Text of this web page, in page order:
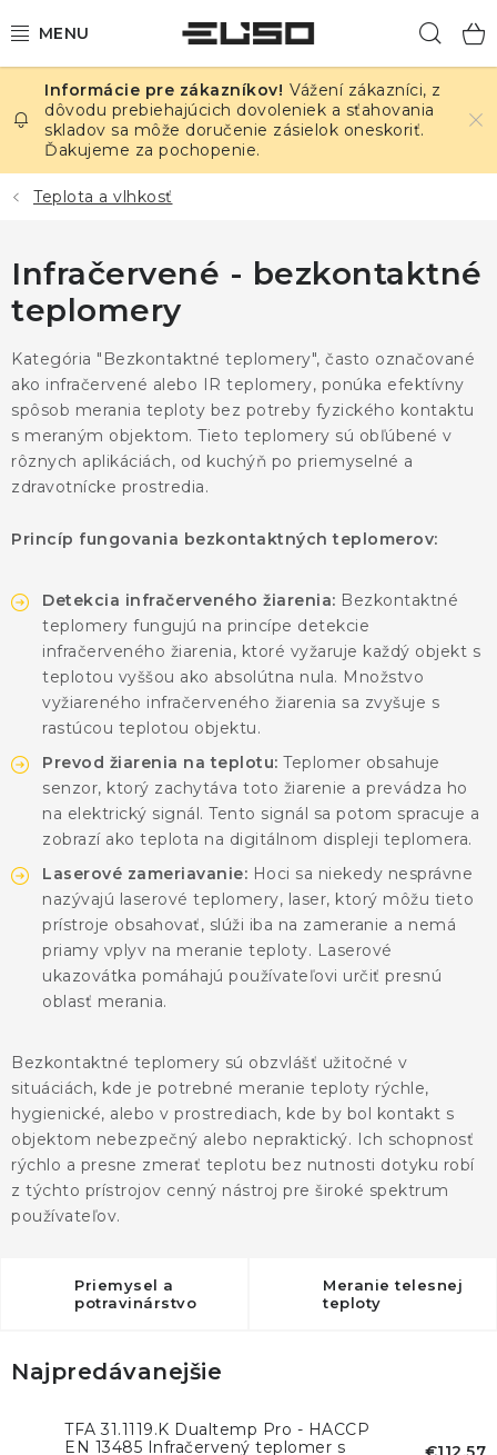
na
ELEKTRINA
TEPLOTA A VLHKOSŤ
TLAK A ÚNIKY
ZÁZNAMNÍKY
KALIBRÁCIA
TLAČ DPS
OSTATNÉ
KONTAKTY
ZNAČKY
Obchodné podmienky GDPR Slovník pojmov
Vážení zákazníci, z
dôvodu prebiehajúcich dovoleniek a sťahovania
skladov sa môže doručenie zásielok oneskoriť.
Ďakujeme za pochopenie.
Teplota a vlhkosť
Infračervené - bezkontaktné
teplomery
Kategória "Bezkontaktné teplomery", často označované
ako infračervené alebo IR teplomery, ponúka efektívny
spôsob merania teploty bez potreby fyzického kontaktu
s meraným objektom. Tieto teplomery sú obľúbené v
rôznych aplikáciách, od kuchýň po priemyselné a
zdravotnícke prostredia.
Princíp fungovania bezkontaktných teplomerov:
Detekcia infračerveného žiarenia: Bezkontaktné
teplomery fungujú na princípe detekcie
infračerveného žiarenia, ktoré vyžaruje každý objekt s
teplotou vyššou ako absolútna nula. Množstvo
vyžiareného infračerveného žiarenia sa zvyšuje s
rastúcou teplotou objektu.
Prevod žiarenia na teplotu: Teplomer obsahuje
senzor, ktorý zachytáva toto žiarenie a prevádza ho
na elektrický signál. Tento signál sa potom spracuje a
zobrazí ako teplota na digitálnom displeji teplomera.
Laserové zameriavanie: Hoci sa niekedy nesprávne
nazývajú laserové teplomery, laser, ktorý môžu tieto
prístroje obsahovať, slúži iba na zameranie a nemá
priamy vplyv na meranie teploty. Laserové
ukazovátka pomáhajú používateľovi určiť presnú
oblasť merania.
Bezkontaktné teplomery sú obzvlášť užitočné v
situáciách, kde je potrebné meranie teploty rýchle,
hygienické, alebo v prostrediach, kde by bol kontakt s
objektom nebezpečný alebo nepraktický. Ich schopnosť
rýchlo a presne zmerať teplotu bez nutnosti dotyku robí
z týchto prístrojov cenný nástroj pre široké spektrum
používateľov.
Priemysel a
potravinárstvo
Meranie telesnej
teploty
Najpredávanejšie
TFA 31.1119.K Dualtemp Pro - HACCP
EN 13485 Infračervený teplomer s